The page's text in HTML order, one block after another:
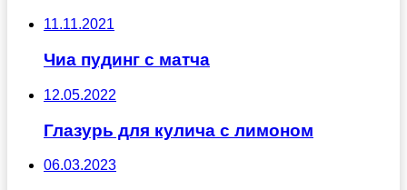
11.11.2021
Чиа пудинг с матча
12.05.2022
Глазурь для кулича с лимоном
06.03.2023